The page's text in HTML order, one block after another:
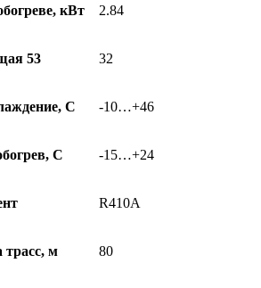
кВт 2.84
53 32
С -10…+46
С -15…+24
R410A
м 80